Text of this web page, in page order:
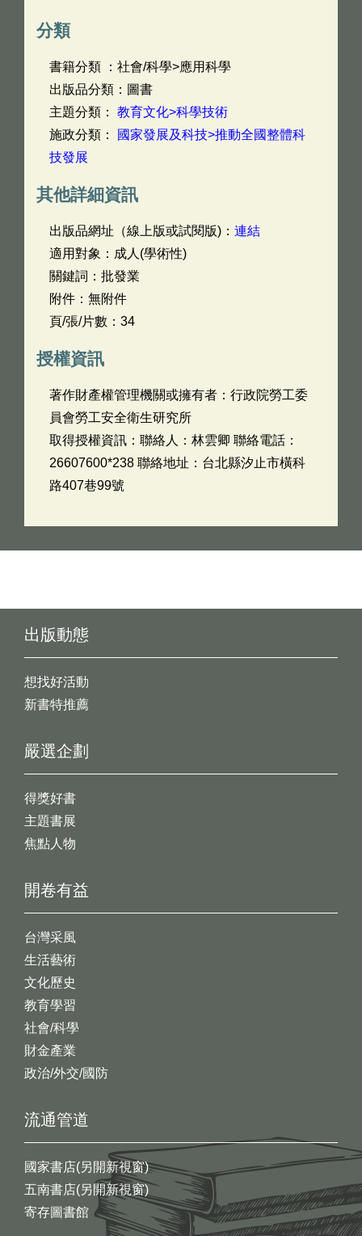
分類
書籍分類 ：社會/科學>應用科學
出版品分類：圖書
主題分類： 教育文化>科學技術
施政分類：
國家發展及科技>推動全國整體科
技發展
其他詳細資訊
出版品網址（線上版或試閱版)： 連結
適用對象：成人(學術性)
關鍵詞：批發業
附件：無附件
頁/張/片數：34
授權資訊
著作財產權管理機關或擁有者：行政院勞工委
員會勞工安全衛生研究所
取得授權資訊：聯絡人：林雲卿 聯絡電話：
26607600*238 聯絡地址：台北縣汐止市橫科
路407巷99號
出版動態
想找好活動
新書特推薦
開卷有益
台灣采風
生活藝術
文化歷史
教育學習
社會/科學
財金產業
政治/外交/國防
嚴選企劃
得獎好書
主題書展
焦點人物
流通管道
國家書店(另開新視窗)
五南書店(另開新視窗)
寄存圖書館